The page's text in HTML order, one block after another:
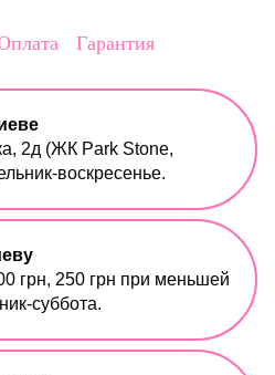
Гарантия
2д (ЖК Park Stone,
воскресенье.
грн, 250 грн при меньшей
суббота.